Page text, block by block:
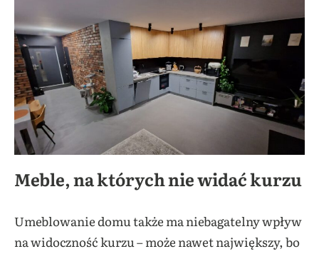
Meble, na których nie widać kurzu
Umeblowanie domu także ma niebagatelny wpływ
na widoczność kurzu – może nawet największy, bo